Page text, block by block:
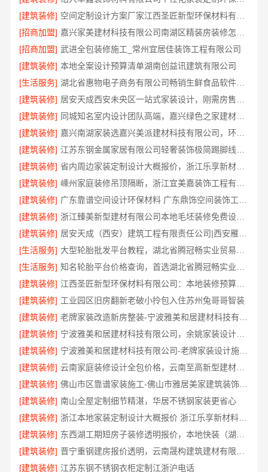
[建筑装修]
[招商加盟]
[招商加盟] 武进全包装修施工_常州宜居佳装饰工程有限公司
[建筑装修] 本地全案设计预算清单湖南创益讯建筑有限公司
[生活服务]
湖北省惠物电子商务有限公司畅销生鲜食品软件功能解析
[建筑装修]
[建筑装修]
同城知名室内设计团队高端，嘉兴绿色之家建材科技有限公司
[建筑装修]
嘉兴南湖家装选嘉兴美派建材科技有限公司，环保透明报价
[建筑装修]
[建筑装修]
省内周边家装定制设计大概报价，浙江乐享新材料有限公司品质保障
[建筑装修]
[建筑装修]
[建筑装修]
浙江臻美新型建材有限公司本地毛坯装修免费设计环保
[建筑装修]
居安天成（西安）建筑工程有限责任公司|西安雁塔区刚需房一站式家装
[生活服务]
[生活服务]
[建筑装修]
江西圣匠新型环保材料有限公司：本地装修预算透明可靠
[建筑装修] 工业园区旧房翻新老破小拎包入住苏州兔哥哥智装
[建筑装修]
[建筑装修]
宁波雅美和居建材科技有限公司，余姚家装设计到店咨询
[建筑装修]
宁波雅美和居建材科技有限公司-老牌家装设计施工对接渠道
[建筑装修]
云南家庭装修设计全包价格，云南至高新型建材有限公司透明划算
[建筑装修]
佛山市区靠谱家装施工-佛山市雅居美家建筑装饰工程有限公司
[建筑装修] 南山全屋定制细节精湛，华居不锈钢家装更省心
[建筑装修]
浙江本地家装定制设计大概报价 浙江乐享新材料有限公司
[建筑装修]
[建筑装修]
[建筑装修] 江苏东钢不锈钢衣柜定制江浙沪电话